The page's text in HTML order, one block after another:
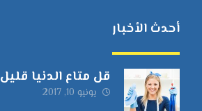
أحدث الأخبار
قل متاع الدنيا قليل
يونيو 10, 2017